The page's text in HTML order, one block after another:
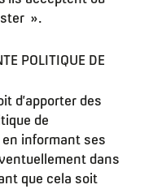
».
POLITIQUE DE
d’apporter des
de
informant ses
dans
que cela soit